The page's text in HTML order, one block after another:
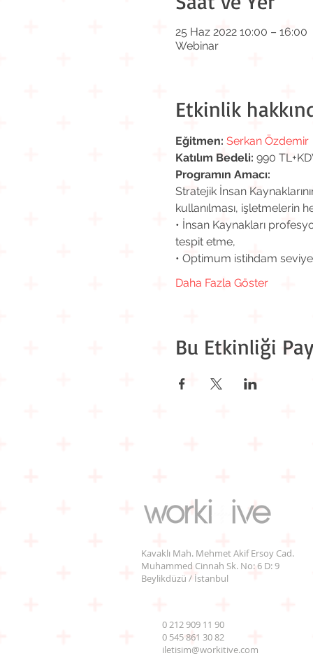
25 Haz 2022 10:00 – 16:00
Webinar
Etkinlik
Eğitmen: Serkan Özdemir
Katılım Bedeli: 990
Programın Amacı:
Stratejik İnsan
kullanılması, işletmelerin
• İnsan Kaynakları
tespit etme,
• Optimum istihdam
Daha Fazla Göster
Bu Etkinliği
Kavaklı Mah. Mehmet Akif Ersoy Cad.
Muhammed Cinnah Sk. No: 6 D: 9
Beylikdüzü / İstanbul
0 212 909 11 90
0 545 861 30 82
iletisim@workitive.com